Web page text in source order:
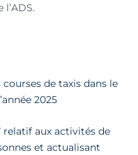
de taxis dans le
2025
relatif aux activités de
et actualisant